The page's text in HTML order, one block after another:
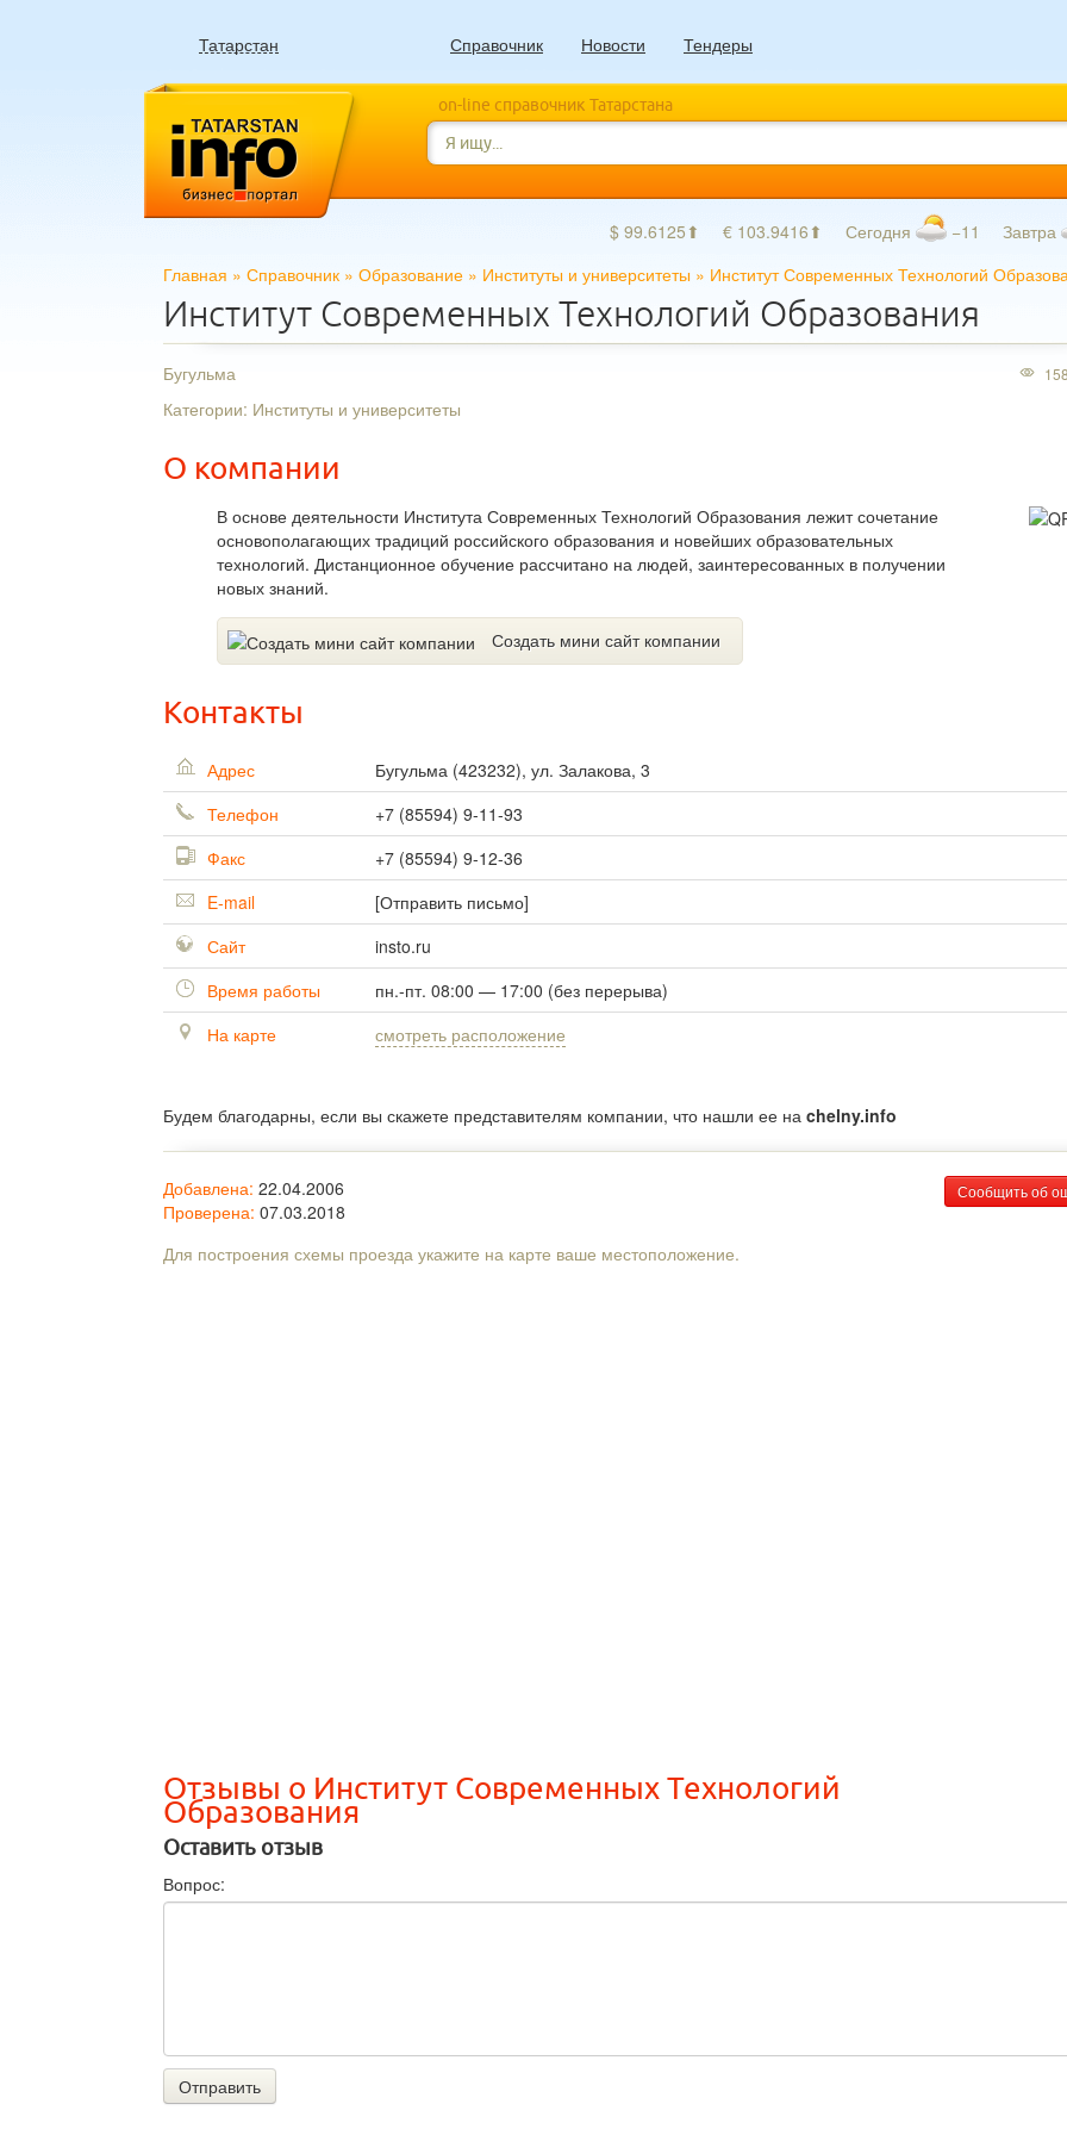
Татарстан Справочник Новости Тендеры
on-line справочник Татарстана
$ 99.6125⬆ € 103.9416⬆ Сегодня −11 Завтра
Главная » Справочник » Образование » Институты и университеты » Институт Современных Технологий
Институт Современных Технологий Образования
Бугульма
Категории: Институты и университеты
О компании
В основе деятельности Института Современных Технологий Образования лежит сочетание
основополагающих традиций российского образования и новейших образовательных
технологий. Дистанционное обучение рассчитано на людей, заинтересованных в получении
новых знаний.
Создать мини сайт компании
158
Контакты
Адрес Бугульма (423232), ул. Залакова, 3
Телефон
+7 (85594) 9-11-93
Факс
+7 (85594) 9-12-36
E-mail
[Отправить письмо]
Сайт
insto.ru
Время работы
пн.-пт. 08:00 — 17:00 (без перерыва)
На карте
смотреть расположение
Будем благодарны, если вы скажете представителям компании, что нашли ее на chelny.info
Сообщить об
Добавлена: 22.04.2006
Проверена: 07.03.2018
Для построения схемы проезда укажите на карте ваше местоположение.
Отзывы о Институт Современных Технологий
Образования
Оставить отзыв
Вопрос:
Отправить